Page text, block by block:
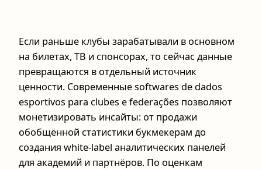
Если раньше клубы зарабатывали в основном
на билетах, ТВ и спонсорах, то сейчас данные
превращаются в отдельный источник
ценности. Современные softwares de dados
esportivos para clubes e federações позволяют
монетизировать инсайты: от продажи
обобщённой статистики букмекерам до
создания white-label аналитических панелей
для академий и партнёров. По оценкам